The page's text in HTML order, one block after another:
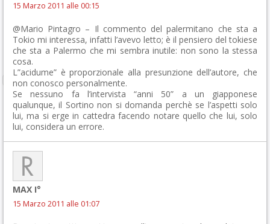
15 Marzo 2011 alle 00:15
@Mario Pintagro – Il commento del palermitano che sta a
Tokio mi interessa, infatti l’avevo letto; è il pensiero del tokiese
che sta a Palermo che mi sembra inutile: non sono la stessa
cosa.
L”acidume” è proporzionale alla presunzione dell’autore, che
non conosco personalmente.
Se nessuno fa l’intervista “anni 50” a un giapponese
qualunque, il Sortino non si domanda perchè se l’aspetti solo
lui, ma si erge in cattedra facendo notare quello che lui, solo
lui, considera un errore.
MAX I°
15 Marzo 2011 alle 01:07